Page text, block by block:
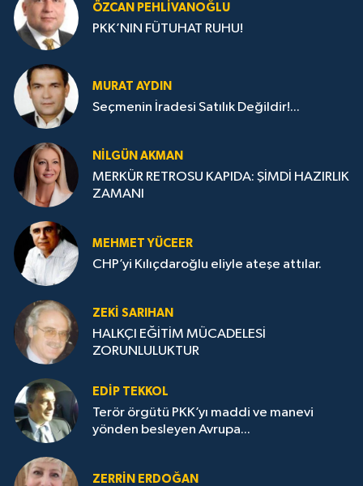
ÖZCAN PEHLIVANOĞLU
PKK’NIN FÜTUHAT RUHU!
MURAT AYDIN
Seçmenin İradesi Satılık Değildir!...
NILGÜN AKMAN
MERKÜR RETROSU KAPIDA: ŞİMDİ HAZIRLIK
ZAMANI
MEHMET YÜCEER
CHP’yi Kılıçdaroğlu eliyle ateşe attılar.
ZEKI SARIHAN
HALKÇI EĞİTİM MÜCADELESİ
ZORUNLULUKTUR
EDIP TEKKOL
Terör örgütü PKK’yı maddi ve manevi
yönden besleyen Avrupa...
ZERRIN ERDOĞAN